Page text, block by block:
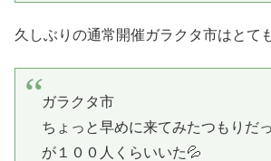
久しぶりの通常開催ガラクタ市はとて
ガラクタ市
ちょっと早めに来てみたつもりだ
が１００人くらいいた💦